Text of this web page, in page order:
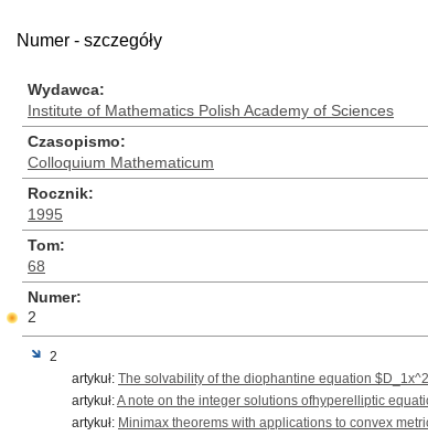
Numer - szczegóły
Wydawca
Institute of Mathematics Polish Academy of Sciences
Czasopismo
Colloquium Mathematicum
Rocznik
1995
Tom
68
Numer
2
2
artykuł: The solvability of the diophantine equation
artykuł:A note on the integer solutions ofhyperelliptic
artykuł: Minimax theorems with applications to convex